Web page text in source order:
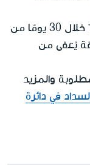
المدين الذي يقدم طلب ادعاء "السداد" خلال 30 يومًا من
يُعفى من
والمزيد
في دائرة